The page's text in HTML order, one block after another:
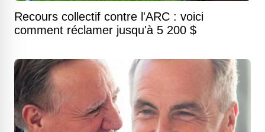
Recours collectif contre l'ARC : voici
comment réclamer jusqu'à 5 200 $